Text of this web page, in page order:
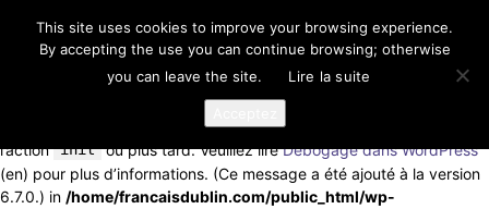
Notice: La fonction _load_textdomain_just_in_time a été appelée de
façonincorrecte. Le chargement de la traduction pour le domaine
td-cloud-library a été déclenché trop tôt. Cela indique
généralement que du code dans l’extension ou le thème s’exécute
trop tôt. Les traductions doivent être chargées au moment de
l’action init ou plus tard. Veuillez lireDébogage dans WordPress
(en) pour plus d’informations. (Ce message a été ajouté à la version
6.7.0.) in /home/francaisdublin.com/public_html/wp-
This site uses cookies to improve your browsing experience.
By accepting the use you can continue browsing; otherwise
you can leave the site.
Lire la suite